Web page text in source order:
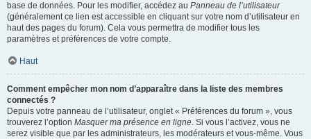
base de données. Pour les modifier, accédez au Panneau de l’utilisateur
(généralement ce lien est accessible en cliquant sur votre nom d’utilisateur en
haut des pages du forum). Cela vous permettra de modifier tous les
paramètres et préférences de votre compte.
Haut
Comment empêcher mon nom d’apparaître dans la liste des membres
connectés ?
Depuis votre panneau de l’utilisateur, onglet « Préférences du forum », vous
trouverez l’option Masquer ma présence en ligne. Si vous l’activez, vous ne
serez visible que par les administrateurs, les modérateurs et vous-même. Vous